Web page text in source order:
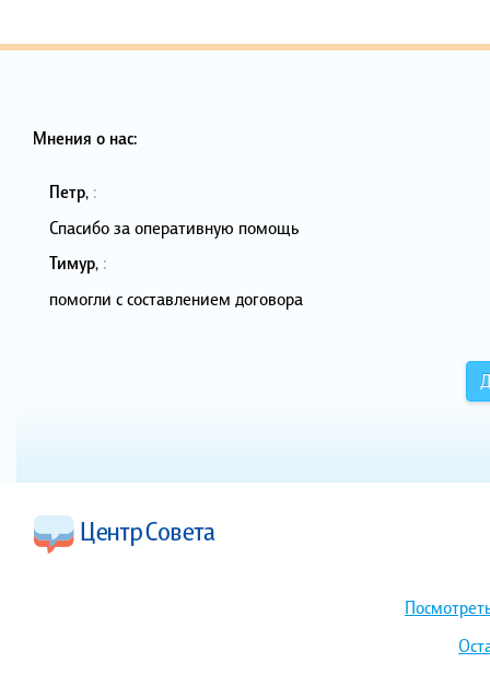
Мнения о нас:
Петр, :
Спасибо за оперативную помощь
Тимур, :
помогли с составлением договора